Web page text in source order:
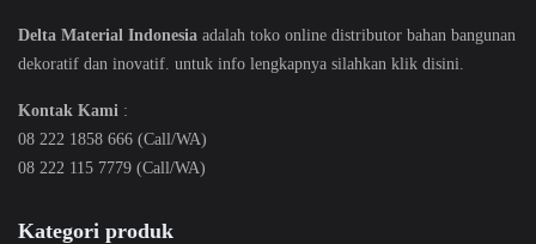
Delta Material Indonesia adalah toko online distributor bahan bangunan
dekoratif dan inovatif. untuk info lengkapnya silahkan klik disini.
Kontak Kami :
08 222 1858 666 (Call/WA)
08 222 115 7779 (Call/WA)
Kategori produk